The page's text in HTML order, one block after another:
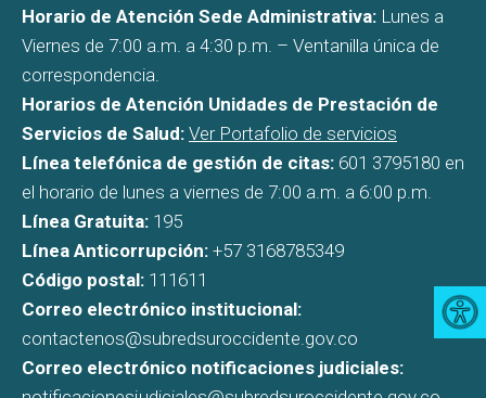
Horario de Atención Sede Administrativa: Lunes a
Viernes de 7:00 a.m. a 4:30 p.m. – Ventanilla única de
correspondencia.
Horarios de Atención Unidades de Prestación de
Servicios de Salud: Ver Portafolio de servicios
Línea telefónica de gestión de citas: 601 3795180 en
el horario de lunes a viernes de 7:00 a.m. a 6:00 p.m.
Línea Gratuita: 195
Línea Anticorrupción: +57 3168785349
Código postal: 111611
Correo electrónico institucional:
contactenos@subredsuroccidente.gov.co
Correo electrónico notificaciones judiciales: